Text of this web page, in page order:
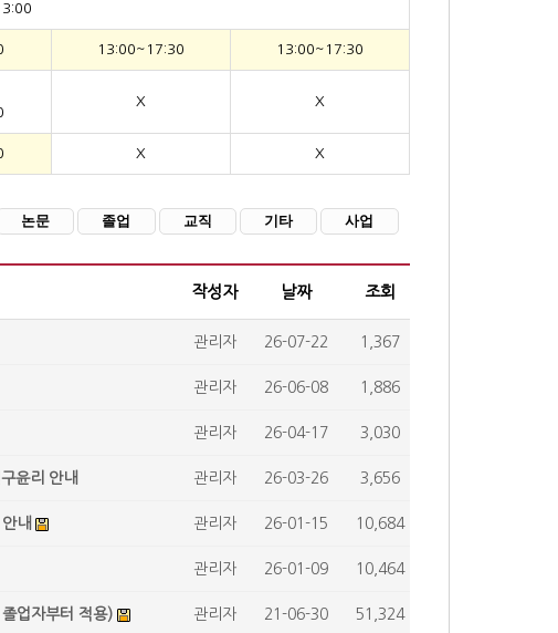
13:00~17:30 13:00~17:30
X X
X X
논문 졸업 교직 기타 사업
작성자 날짜 조회
관리자 26-07-22 1,367
관리자 26-06-08 1,886
관리자 26-04-17 3,030
윤리 안내 관리자 26-03-26 3,656
내 관리자 26-01-15 10,684
관리자 26-01-09 10,464
업자부터 적용) 관리자 21-06-30 51,324